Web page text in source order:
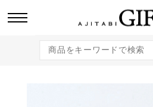
のギフト商品をご提案します。